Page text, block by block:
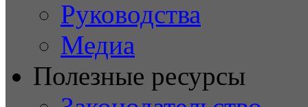
Руководства
Медиа
Полезные ресурсы